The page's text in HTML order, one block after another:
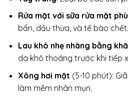
Rửa mặt với sữa rửa mặt
bẩn, dầu thừa, và tế bào chết.
Lau khô nhẹ nhàng bằng
da khô thoáng trước khi tiếp
Xông hơi mặt (5-10 phút):
làm mềm nhân mụn.